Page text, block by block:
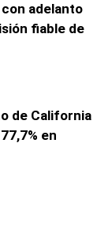
adelanto
fiable de
de California
en